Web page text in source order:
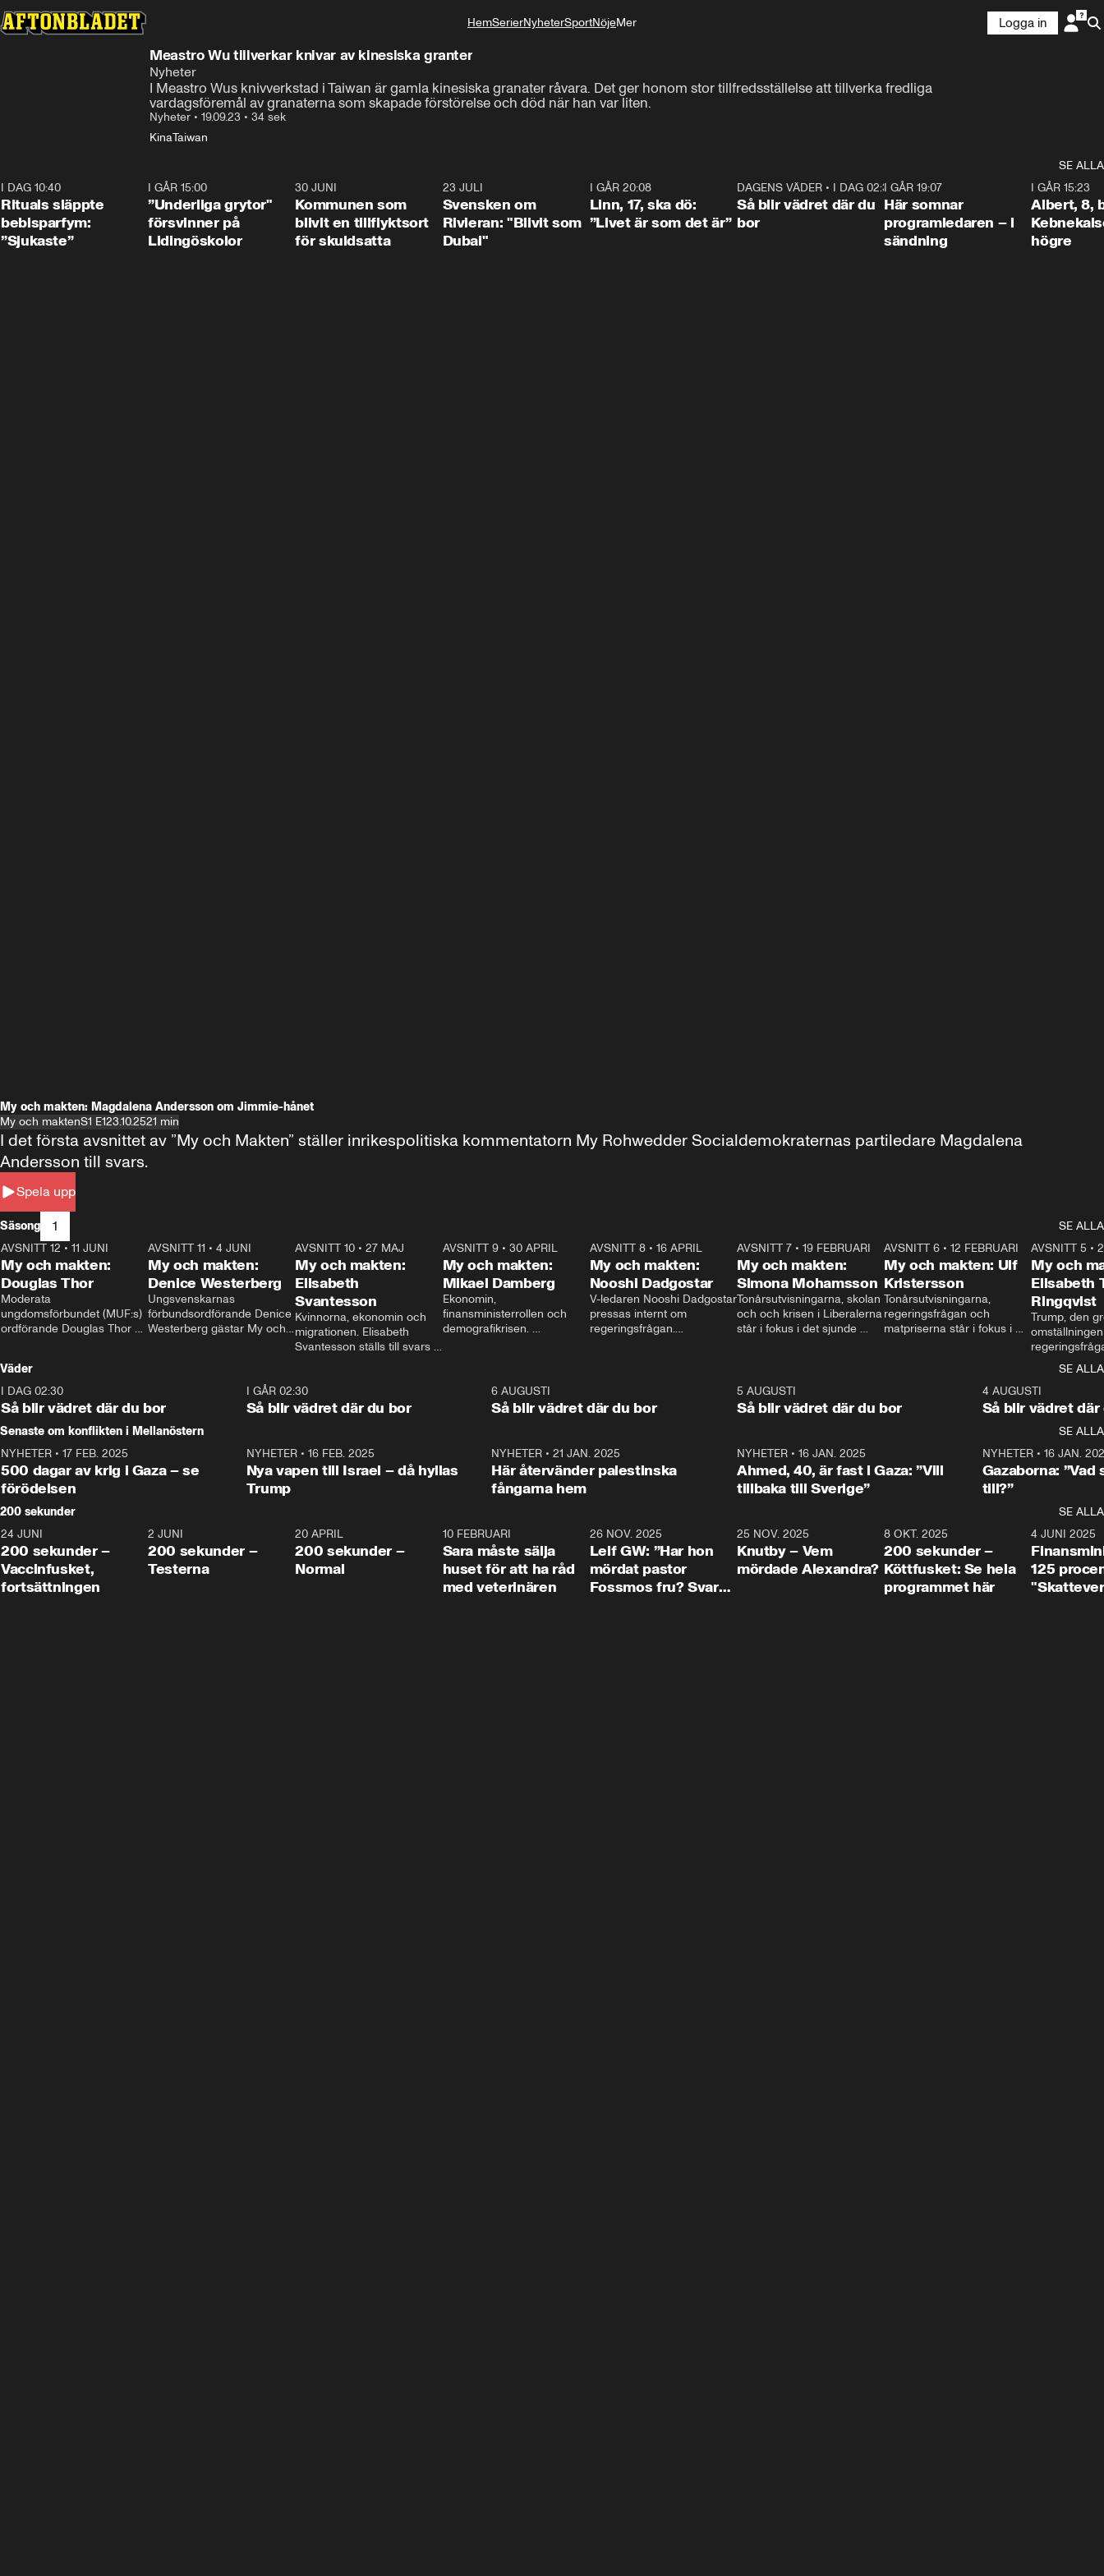
HemSerierNyheterSportNöjeMer
Logga in
Meastro Wu tillverkar knivar av kinesiska granter
Nyheter
I Meastro Wus knivverkstad i Taiwan är gamla kinesiska granater råvara. Det ger honom stor tillfredsställelse att tillverka fredliga
vardagsföremål av granaterna som skapade förstörelse och död när han var liten.
Nyheter • 19.09.23 • 34 sek
KinaTaiwan
SE ALLA
I DAG 10:40
Rituals släppte
bebisparfym:
”Sjukaste”
1:07
I GÅR 15:00
”Underliga grytor"
försvinner på
Lidingöskolor
30 JUNI
Kommunen som
blivit en tillflyktsort
för skuldsatta
23 JULI
Svensken om
Rivieran: "Blivit som
Dubai"
I GÅR 20:08
Linn, 17, ska dö:
”Livet är som det är”
1:06
DAGENS VÄDER• I DAG 02:30
Så blir vädret där du
bor
I GÅR 19:07
Här somnar
programledaren – i
sändning
I GÅR 15:23
Albert, 8,
högre
My och makten: Magdalena Andersson om Jimmie-hånet
My och maktenS1 E123.10.2521 min
Spela upp
I det första avsnittet av ”My och Makten” ställer inrikespolitiska kommentatorn My Rohwedder Socialdemokraternas partiledare Magdalena
Andersson till svars.
Säsong 1
SE ALLA
26:27
AVSNITT 12 • 11 JUNI
My och makten:
Douglas Thor
Moderata
ungdomsförbundet (MUF:s)
ordförande Douglas Thor
tonårsutvisningarna och hur
Moderaterna ska locka
väljare till valet i höst.
23:40
AVSNITT 11 •4 JUNI
My och makten:
Denice Westerberg
Ungsvenskarnas
förbundsordförande Denice
Westerberg gästar My och
AVSNITT 10 •27 MAJ
My och makten:
Elisabeth
Svantesson
Kvinnorna, ekonomin och
migrationen. Elisabeth
Svantesson ställs till svars
AVSNITT 9• 30 APRIL
My och makten:
Mikael Damberg
Ekonomin,
finansministerrollen och
demografikrisen.
och Makten.
AVSNITT 8• 16 APRIL
My och makten:
Nooshi Dadgostar
V-ledaren Nooshi Dadgostar
pressas internt om
regeringsfrågan.
– Vi ställer upp i val. Ska vi
vara med så sitter vi förstås
24:30
AVSNITT 7• 19 FEBRUARI
My och makten:
Simona Mohamsson
Tonårsutvisningarna, skolan
och och krisen i Liberalerna
står i fokus i det sjunde
kommentator My
Rohwedder ställer
utbildnings- och
Mohamsson till svars.
27:30
AVSNITT 6 •12 FEBRUARI
My och makten: Ulf
Kristersson
Tonårsutvisningarna,
regeringsfrågan och
matpriserna står i fokus i
Rohwedder ställer
statsminister Ulf Kristersson
AVSNITT 5 •
My och
Elisabeth
Ringqvist
Trump, den
centrum i
avsnittet av
Makten”. Se
Aftonbladets
Rohwedder
Thand Ring
Väder
SE ALLA
I DAG 02:30
Så blir vädret där du bor
1:06
I GÅR 02:30
Så blir vädret där du bor
6 AUGUSTI
Så blir vädret där du bor
5 AUGUSTI
Så blir vädret där du bor
4 AUGUSTI
Så blir vädret där
Senaste om konflikten i Mellanöstern
SE ALLA
NYHETER • 17 FEB. 2025
500 dagar av krig i Gaza – se
förödelsen
NYHETER• 16 FEB. 2025
Nya vapen till Israel – då hyllas
Trump
NYHETER •21 JAN. 2025
Här återvänder palestinska
fångarna hem
NYHETER• 16 JAN. 2025
Ahmed, 40, är fast i Gaza: ”Vill
tillbaka till Sverige”
NYHETER• 16 JAN.
Gazaborna:
till?”
200 sekunder
SE ALLA
5:00
24 JUNI
200 sekunder –
Vaccinfusket,
fortsättningen
4:23
2 JUNI
200 sekunder –
Testerna
20 APRIL
200 sekunder –
Normal
10 FEBRUARI
Sara måste sälja
huset för att ha råd
med veterinären
26 NOV. 2025
Leif GW: ”Har hon
mördat pastor
Fossmos fru? Svar
31:05
25 NOV. 2025
Knutby – Vem
mördade Alexandra?
4:29
8 OKT. 2025
200 sekunder –
Köttfusket: Se hela
programmet här
4 JUNI 2025
125